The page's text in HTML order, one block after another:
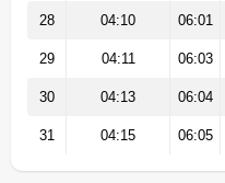
28 04:10 06:01
29 04:11 06:03
30 04:13 06:04
31 04:15 06:05